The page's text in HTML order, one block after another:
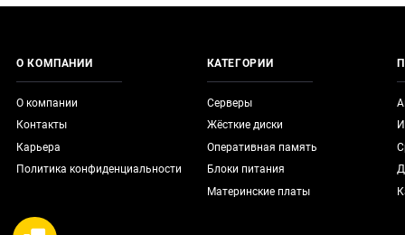
О КОМПАНИИ
О компании
Контакты
Карьера
Политика конфиденциальности
КАТЕГОРИИ
Серверы
Жёсткие диски
Оперативная память
Блоки питания
Материнские платы